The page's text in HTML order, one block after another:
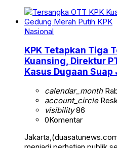
Nasional
KPK Tetapkan Tiga
Kuansing, Direktur
Kasus Dugaan Suap
calendar_month
account_circle
visibility86
0Komentar